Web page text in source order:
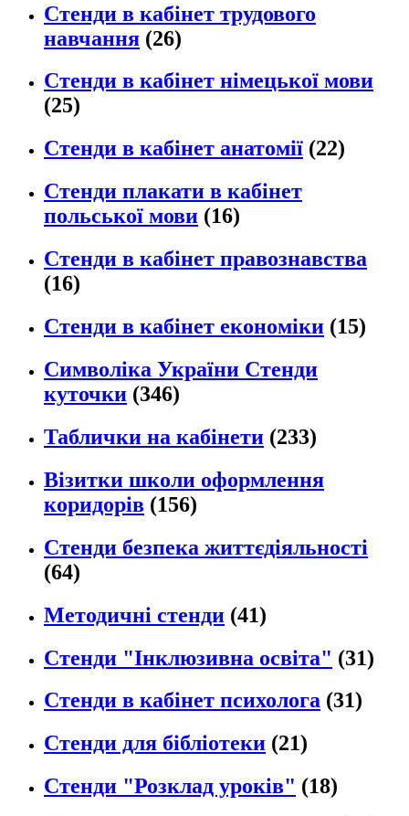
Стенди в кабінет трудового
навчання (26)
Стенди в кабінет німецької мови
(25)
Стенди в кабінет анатомії (22)
Стенди плакати в кабінет
польської мови (16)
Стенди в кабінет правознавства
(16)
Стенди в кабінет економіки (15)
Символіка України Стенди
куточки (346)
Таблички на кабінети (233)
Візитки школи оформлення
коридорів (156)
Стенди безпека життєдіяльності
(64)
Методичні стенди (41)
Стенди "Інклюзивна освіта" (31)
Стенди в кабінет психолога (31)
Стенди для бібліотеки (21)
Стенди "Розклад уроків" (18)